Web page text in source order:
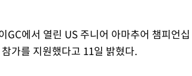
에서 열린 US 주니어 아마추어 챔피언십
가를 지원했다고 11일 밝혔다.